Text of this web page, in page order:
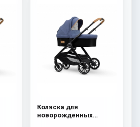
Коляска для
новорожденных